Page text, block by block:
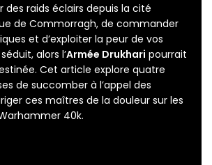
des raids éclairs depuis la cité
de Commorragh, de commander
et d’exploiter la peur de vos
alors l’Armée Drukhari pourrait
Cet article explore quatre
de succomber à l’appel des
ces maîtres de la douleur sur les
40k.